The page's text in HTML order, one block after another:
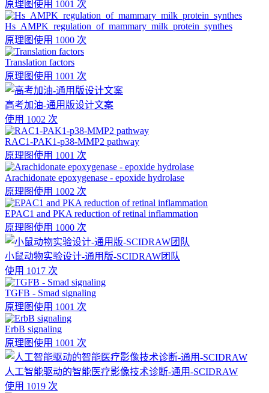
原理图使用 1001 次
Hs_AMPK_regulation_of_mammary_milk_protein_synthes
原理图使用 1000 次
Translation factors
原理图使用 1001 次
高考加油-通用版设计文案
使用 1002 次
RAC1-PAK1-p38-MMP2 pathway
原理图使用 1001 次
Arachidonate epoxygenase - epoxide hydrolase
原理图使用 1002 次
EPAC1 and PKA reduction of retinal inflammation
原理图使用 1000 次
小鼠动物实验设计-通用版-SCIDRAW团队
使用 1017 次
TGFB - Smad signaling
原理图使用 1001 次
ErbB signaling
原理图使用 1001 次
人工智能驱动的智能医疗影像技术诊断-通用-SCIDRAW
使用 1019 次